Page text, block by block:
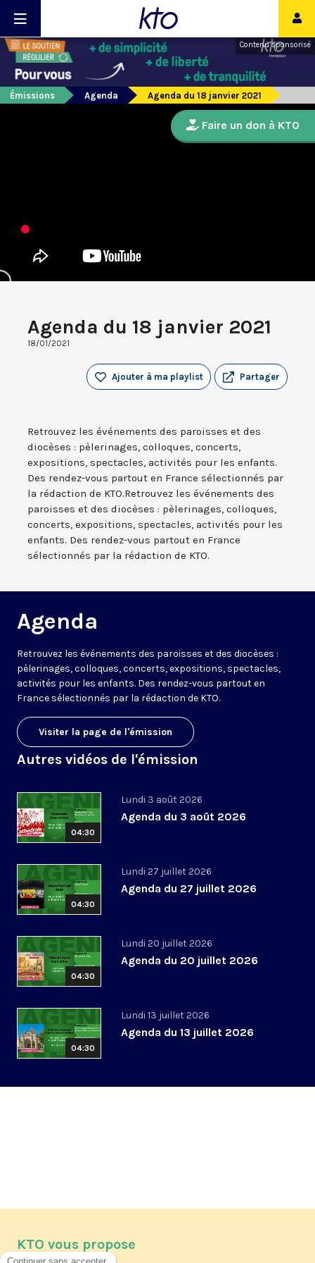
Contenu sponsorisé
Émissions Agenda Agenda du 18 janvier 2021
Agenda du 18 janvier 2021
18/01/2021
Partager
Ajouter à ma playlist
Retrouvez les événements des paroisses et des
diocèses : pèlerinages, colloques, concerts,
expositions, spectacles, activités pour les enfants.
Des rendez-vous partout en France sélectionnés par
la rédaction de KTO.Retrouvez les événements des
paroisses et des diocèses : pèlerinages, colloques,
concerts, expositions, spectacles, activités pour les
enfants. Des rendez-vous partout en France
sélectionnés par la rédaction de KTO.
Agenda
Retrouvez les événements des paroisses et des diocèses :
pèlerinages, colloques, concerts, expositions, spectacles,
activités pour les enfants. Des rendez-vous partout en
France sélectionnés par la rédaction de KTO.
Visiter la page de l'émission
Autres vidéos de l'émission
04:30
Lundi 3 août 2026
Agenda du 3 août 2026
04:30
Lundi 27 juillet 2026
Agenda du 27 juillet 2026
04:30
Lundi 20 juillet 2026
Agenda du 20 juillet 2026
04:30
Lundi 13 juillet 2026
Agenda du 13 juillet 2026
Faire un don à KTO
KTO vous propose